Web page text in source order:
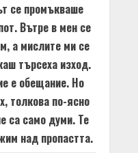
се промъкваше
Вътре в мен се
а мислите ми се
търсеха изход.
е обещание. Но
толкова по-ясно
са само думи. Те
над пропастта.